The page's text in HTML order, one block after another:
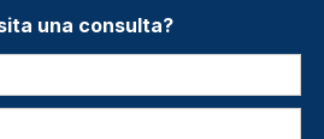
una consulta?